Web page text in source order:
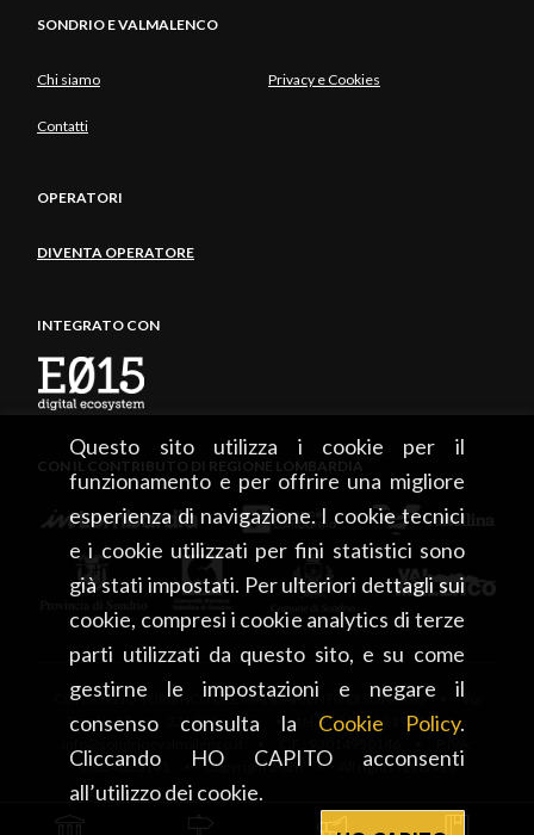
Questo sito utilizza i cookie per il
funzionamento e per offrire una migliore
esperienza di navigazione. I cookie tecnici
e i cookie utilizzati per fini statistici sono
già stati impostati. Per ulteriori dettagli sui
cookie, compresi i cookie analytics di terze
parti utilizzati da questo sito, e su come
gestirne le impostazioni e negare il
consenso consulta la Cookie Policy.
Cliccando HO CAPITO acconsenti
all’utilizzo dei cookie.
SONDRIO E VALMALENCO
Chi siamo Privacy e Cookies
Contatti
OPERATORI
DIVENTA OPERATORE
INTEGRATO CON
CON IL CONTRIBUTO DI REGIONE LOMBARDIA
CONSORZIO TURISTICO DEL MANDAMENTO DI SONDRIO • Via
Tonale, 13 • 23100 Sondrio • tel. +39 0342 219246 •
00834020141 • Copyright 2026 • All rights reserved